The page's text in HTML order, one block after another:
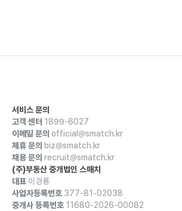
서비스 문의
고객 센터 1899-6027
이메일 문의 official@smatch.kr
제휴 문의 biz@smatch.kr
채용 문의 recruit@smatch.kr
(주)부동산 중개법인 스매치
대표 이경룡
사업자등록번호 377-81-02038
중개사 등록번호 11680-2026-00082